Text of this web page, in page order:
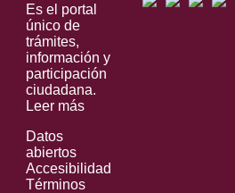
Es el portal
único de
trámites,
información y
participación
ciudadana.
Leer más
Datos
abiertos
Accesibilidad
Términos